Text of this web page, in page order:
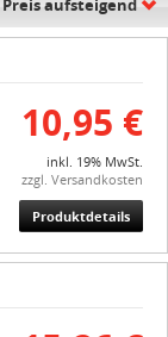
Preis aufsteigend
10,95 €
inkl. 19% MwSt.
zzgl. Versandkosten
Produktdetails